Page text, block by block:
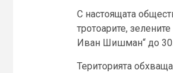
С настоящата
тротоарите,
Иван Шишман“ до
Територията